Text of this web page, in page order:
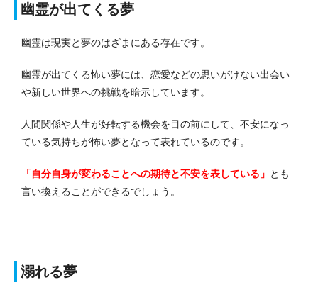
幽霊が出てくる夢
幽霊は現実と夢のはざまにある存在です。
幽霊が出てくる怖い夢には、恋愛などの思いがけない出会い
や新しい世界への挑戦を暗示しています。
人間関係や人生が好転する機会を目の前にして、不安になっ
ている気持ちが怖い夢となって表れているのです。
「自分自身が変わることへの期待と不安を表している」 とも
言い換えることができるでしょう。
溺れる夢